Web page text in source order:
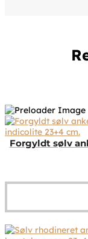
Forgyldt sølv